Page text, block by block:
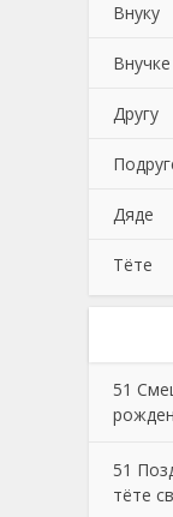
Внуку
Внучке
Другу
Дяде
Тёте
51
51
тёте